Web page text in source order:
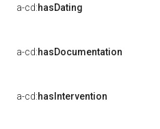
a-cd:hasDating
a-cd:hasDocumentation
a-cd:hasIntervention